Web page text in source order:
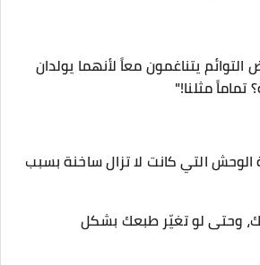
يتناغمون معاً لأنهما يولدان
مثلنا!"
الوحش التي كانت لا تزال ساخنة بسبب
وحتى لو تغيّر طبعك بشكل